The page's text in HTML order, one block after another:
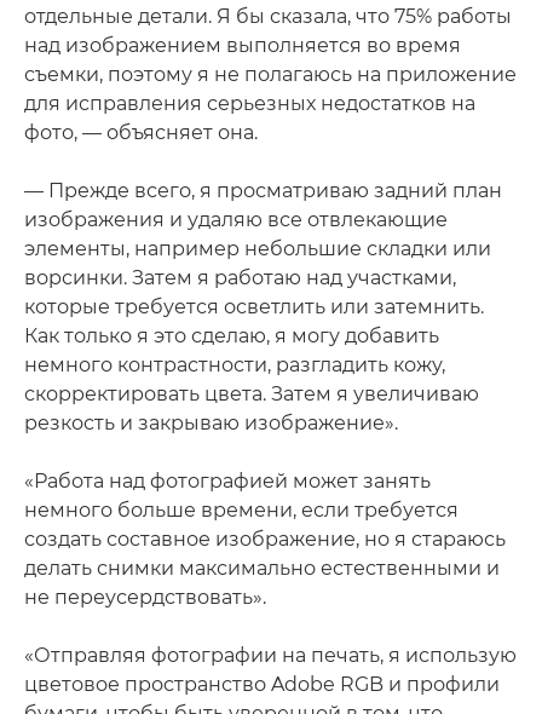
отдельные детали. Я бы сказала, что 75% работы
над изображением выполняется во время
съемки, поэтому я не полагаюсь на приложение
для исправления серьезных недостатков на
фото, — объясняет она.
— Прежде всего, я просматриваю задний план
изображения и удаляю все отвлекающие
элементы, например небольшие складки или
ворсинки. Затем я работаю над участками,
которые требуется осветлить или затемнить.
Как только я это сделаю, я могу добавить
немного контрастности, разгладить кожу,
скорректировать цвета. Затем я увеличиваю
резкость и закрываю изображение».
«Работа над фотографией может занять
немного больше времени, если требуется
создать составное изображение, но я стараюсь
делать снимки максимально естественными и
не переусердствовать».
«Отправляя фотографии на печать, я использую
цветовое пространство Adobe RGB и профили